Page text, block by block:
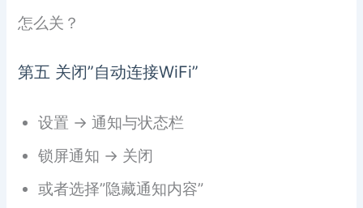
怎么关？
第五 关闭”自动连接WiFi”
设置 → 通知与状态栏
锁屏通知 → 关闭
或者选择”隐藏通知内容”